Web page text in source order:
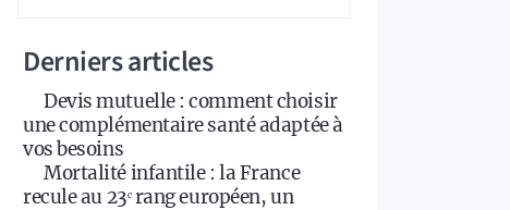
Derniers articles
Devis mutuelle : comment choisir
une complémentaire santé adaptée à
vos besoins
Mortalité infantile : la France
recule au 23ᵉ rang européen, un